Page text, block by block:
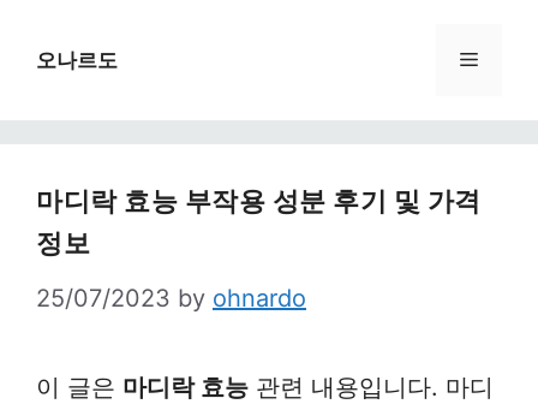
오나르도 Menu
마디락 효능 부작용 성분 후기 및 가격
정보
25/07/2023 by ohnardo
이 글은 마디락 효능 관련 내용입니다. 마디